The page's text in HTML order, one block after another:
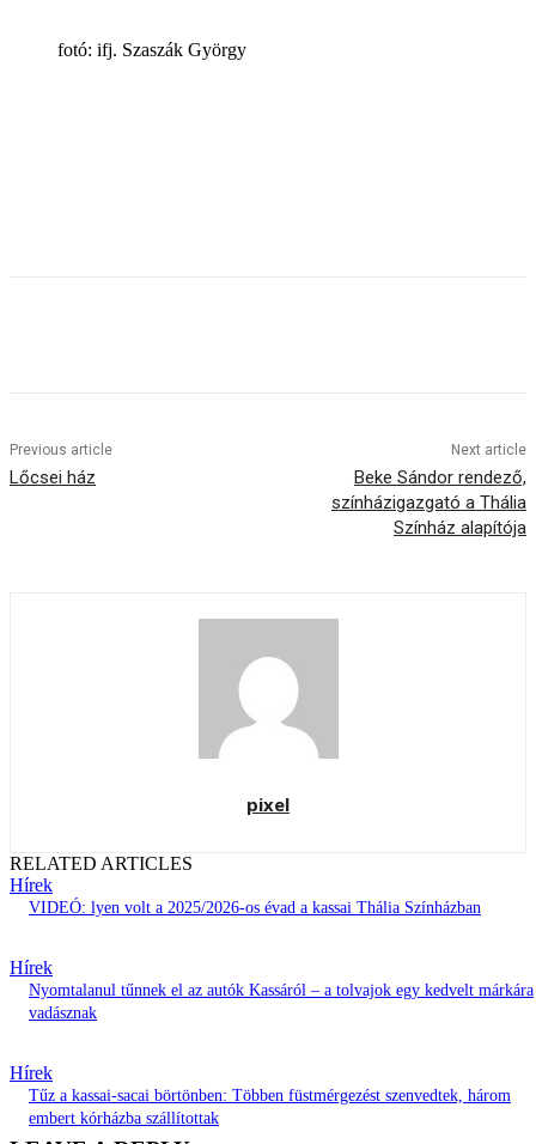
fotó: ifj. Szaszák György
Previous article
Lőcsei ház
Next article
Beke Sándor rendező,
színházigazgató a Thália
Színház alapítója
pixel
RELATED ARTICLES
Hírek
VIDEÓ: lyen volt a 2025/2026-os évad a kassai Thália Színházban
Hírek
Nyomtalanul tűnnek el az autók Kassáról – a tolvajok egy kedvelt márkára
vadásznak
Hírek
Tűz a kassai-sacai börtönben: Többen füstmérgezést szenvedtek, három
embert kórházba szállítottak